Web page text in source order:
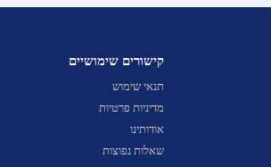
קישורים שימושיים
תנאי שימוש
מדיניות פרטיות
אודותינו
שאלות נפוצות